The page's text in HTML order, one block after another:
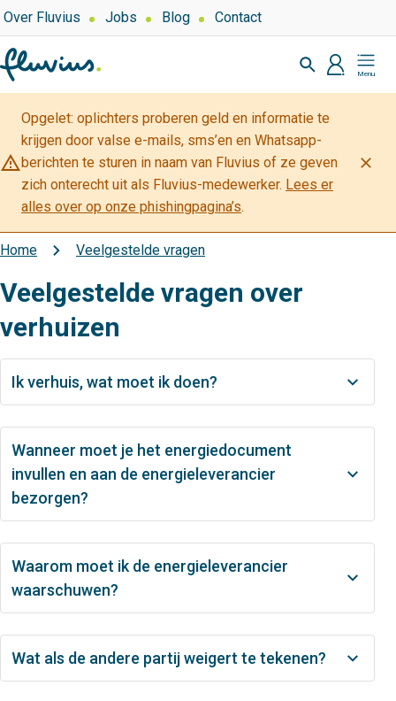
Overslaan
en
naar
de
inhoud
gaan
Top
navigation
Over Fluvius Jobs Blog Contact
Zoeken
profiel
Mijn
Fluvius
warning_amber
Opgelet: oplichters proberen geld en informatie te
krijgen door valse e-mails, sms’en en Whatsapp-
berichten te sturen in naam van Fluvius of ze geven
zich onterecht uit als Fluvius-medewerker. Lees er
alles over op onze phishingpagina’s.
close
Kruimelpad
Home Veelgestelde vragen
Veelgestelde vragen over
verhuizen
Ik verhuis, wat moet ik doen?
Wanneer moet je het energiedocument
invullen en aan de energieleverancier
bezorgen?
Waarom moet ik de energieleverancier
waarschuwen?
Wat als de andere partij weigert te tekenen?